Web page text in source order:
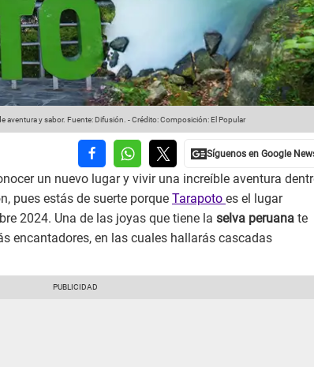
aventura y sabor. Fuente: Difusión. -Crédito: Composición: El Popular
un nuevo lugar y vivir una increíble aventura
pues estás de suerte porque Tarapoto es el lugar
2024. Una de las joyas que tiene la selva peruana te
encantadores, en las cuales hallarás cascadas